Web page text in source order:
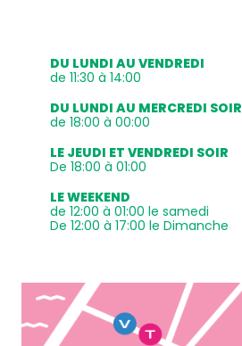
DU LUNDI AU VENDREDI
de 11:30 à 14:00
DU LUNDI AU MERCREDI SOIR
de 18:00 à 00:00
LE JEUDI ET VENDREDI SOIR
De 18:00 à 01:00
LE WEEKEND
de 12:00 à 01:00 le samedi
De 12:00 à 17:00 le Dimanche